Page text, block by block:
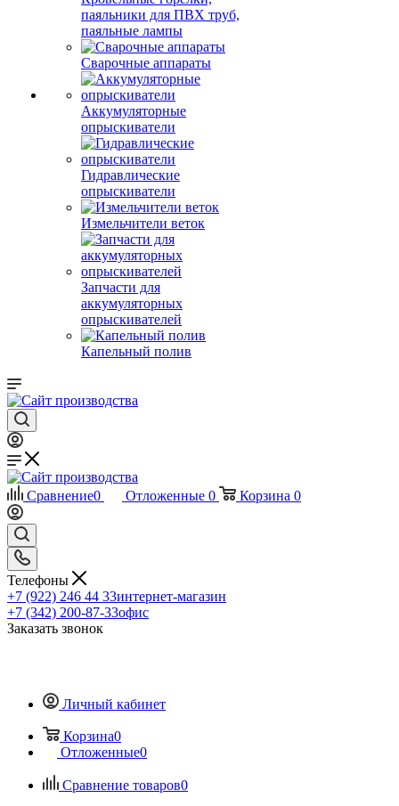
паяльники для ПВХ труб,
паяльные лампы
Сварочные аппараты
Аккумуляторные
опрыскиватели
Гидравлические
опрыскиватели
Измельчители веток
Запчасти для
аккумуляторных
опрыскивателей
Капельный полив
Сравнение0 Отложенные 0 Корзина 0
Телефоны
+7 (922) 246 44 33интернет-магазин
+7 (342) 200-87-33офис
Заказать звонок
Личный кабинет
Корзина0
Отложенные0
Сравнение товаров0